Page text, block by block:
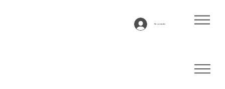
Se connecter